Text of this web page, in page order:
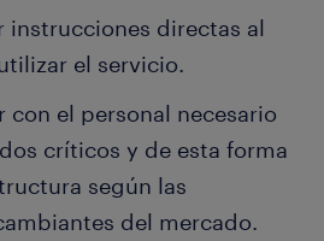
instrucciones directas al
el servicio.
con el personal necesario
críticos y de esta forma
según las
del mercado.